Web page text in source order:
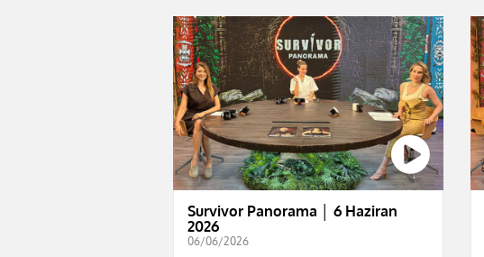
Survivor Panorama │ 6 Haziran
2026
06/06/2026